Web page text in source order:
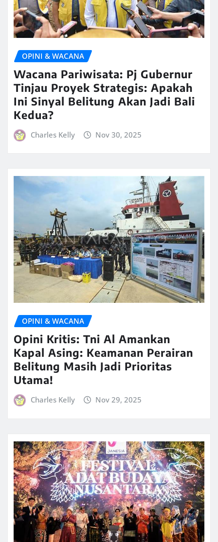
OPINI & WACANA
Wacana Pariwisata: Pj Gubernur
Tinjau Proyek Strategis: Apakah
Ini Sinyal Belitung Akan Jadi Bali
Kedua?
Charles Kelly Nov 30, 2025
OPINI & WACANA
Opini Kritis: Tni Al Amankan
Kapal Asing: Keamanan Perairan
Belitung Masih Jadi Prioritas
Utama!
Charles Kelly Nov 29, 2025